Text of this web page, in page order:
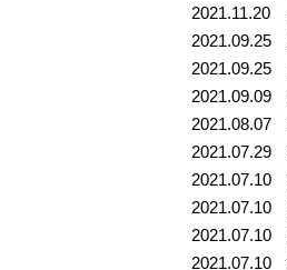
2021.11.20
2021.09.25
2021.09.25
2021.09.09
2021.08.07
2021.07.29
2021.07.10
2021.07.10
2021.07.10
2021.07.10